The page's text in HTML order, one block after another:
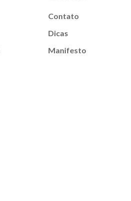
Contato
Dicas
Manifesto